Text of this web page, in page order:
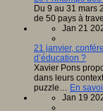
Du 9 au 31 mars
de 50 pays à
Jan 21
21 janvier,
d’éducation ?
Xavier Pons
dans leurs
puzzle… En
Jan 19